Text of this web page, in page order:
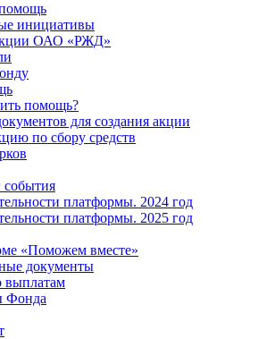
инициативы
ОАО «РЖД»
помощь?
для создания акции
по сбору средств
платформы. 2024 год
платформы. 2025 год
«Поможем вместе»
документы
выплатам
Фонда